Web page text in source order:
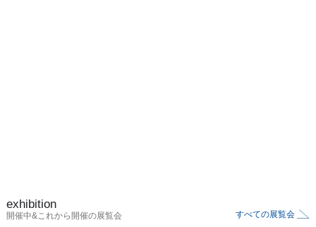
exhibition
開催中&これから開催の展覧会 すべての展覧会